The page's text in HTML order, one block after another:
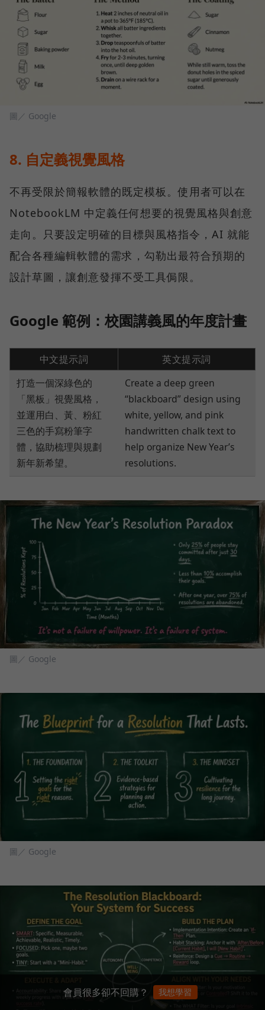
圖／ Google
8. 自定義視覺風格
不再受限於簡報軟體的既定模板。使用者可以在
NotebookLM 中定義任何想要的視覺風格與創意
走向。只要設定明確的目標與風格指令，AI 就能
配合各種編輯軟體的需求，勾勒出最符合預期的
設計草圖，讓創意發揮不受工具侷限。
Google 範例：校園講義風的年度計畫
中文提示詞
英文提示詞
打造一個深綠色的
「黑板」視覺風格，
並運用白、黃、粉紅
三色的手寫粉筆字
體，協助梳理與規劃
新年新希望。
Create a deep green
“blackboard” design using
white, yellow, and pink
handwritten chalk text to
help organize New Year’s
resolutions.
圖／ Google
圖／ Google
會員很多卻不回購？ 我想學習